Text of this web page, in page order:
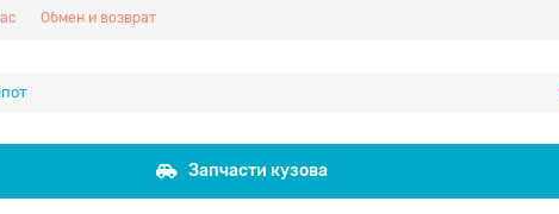
Обмен и возврат
Запчасти кузова